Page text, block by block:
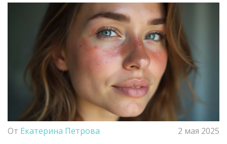
От Екатерина Петрова 2 мая 2025